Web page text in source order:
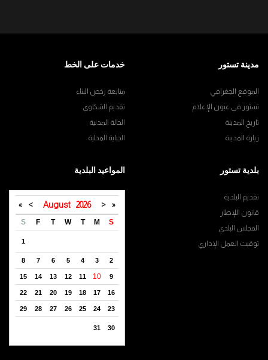
مدينة تستور
الموقع الجغرافي
تستور في عيون الإعلام
تاريخ المدينة
زيارة المدينة
خدمات على الخط
متابعة رخص البناء
تقديم الشكاوي
الحالة المدنية
الجباية المحلية
بلدية تستور
تقديم البلدية
قانون اللإطار
المجلس البلدي
توقيت العمل الإداري
المواعيد البلدية
«
<
August 2026
>
»
S
M
T
W
T
F
S
1
2
3
4
5
6
7
8
9
10
11
12
13
14
15
16
17
18
19
20
21
22
23
24
25
26
27
28
29
30
31